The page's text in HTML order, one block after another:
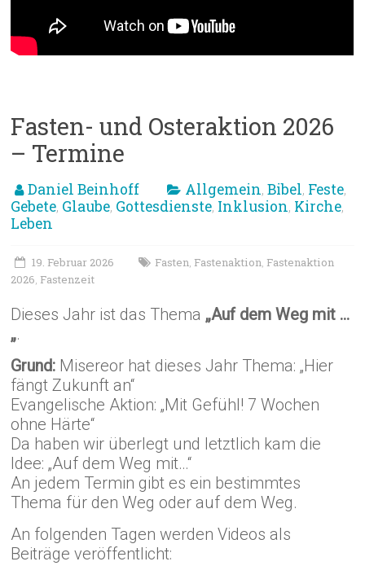
Fasten- und Osteraktion 2026
– Termine
Daniel Beinhoff Allgemein,Bibel, Feste,
Gebete, Glaube, Gottesdienste, Inklusion, Kirche,
Leben
19. Februar 2026 Fasten, Fastenaktion, Fastenaktion
2026, Fastenzeit
Dieses Jahr ist das Thema „Auf dem Weg mit …
„.
Grund: Misereor hat dieses Jahr Thema: „Hier
fängt Zukunft an“
Evangelische Aktion: „Mit Gefühl! 7 Wochen
ohne Härte“
Da haben wir überlegt und letztlich kam die
Idee: „Auf dem Weg mit…“
An jedem Termin gibt es ein bestimmtes
Thema für den Weg oder auf dem Weg.
An folgenden Tagen werden Videos als
Beiträge veröffentlicht: